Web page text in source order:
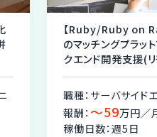
【Ruby/Ruby on
のマッチングプラッ
クエンド開発支援(
職種：サーバサイド
報酬： 〜59万円／
稼働日数：週5日